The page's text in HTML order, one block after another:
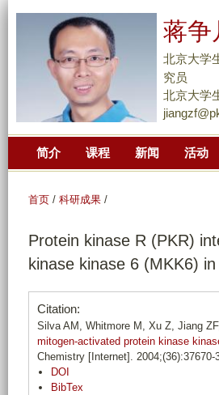
蒋争
北京大学
究员
北京大学
简介 课程 新闻 活动
首页 / 科研成果 /
Protein kinase R (PKR)
kinase kinase 6 (MKK6)
Citation:
Silva AM, Whitmore M, Xu Z, Jiang
mitogen-activated protein kinase
Chemistry [Internet]. 2004;(36):37670-
DOI
BibTex